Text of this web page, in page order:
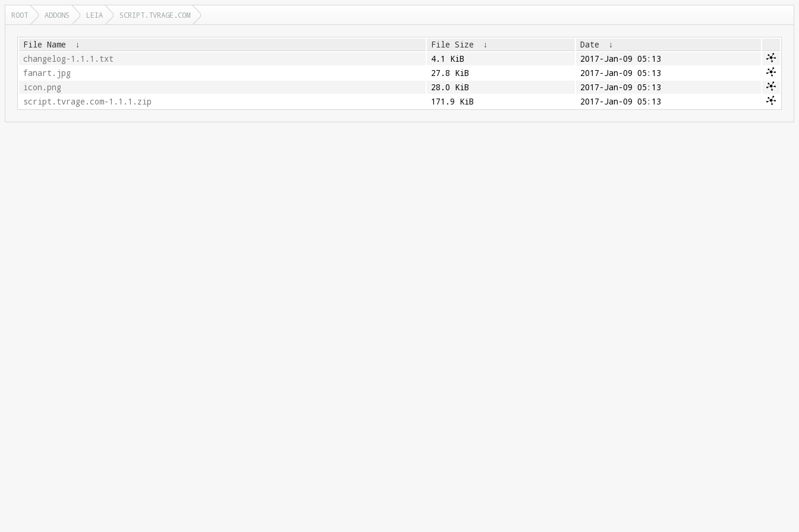
ROOT ADDONS LEIA SCRIPT.TVRAGE.COM
File Name ↓ File Size ↓ Date
↓
changelog-1.1.1.txt
4.1 KiB
2017-Jan-09 05:13
fanart.jpg
27.8 KiB
2017-Jan-09 05:13
icon.png
28.0 KiB
2017-Jan-09 05:13
script.tvrage.com-1.1.1.zip
171.9 KiB 2017-Jan-09 05:13